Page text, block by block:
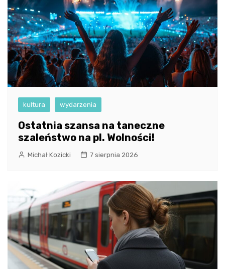
kultura wydarzenia
Ostatnia szansa na taneczne
szaleństwo na pl. Wolności!
Michał Kozicki 7 sierpnia 2026